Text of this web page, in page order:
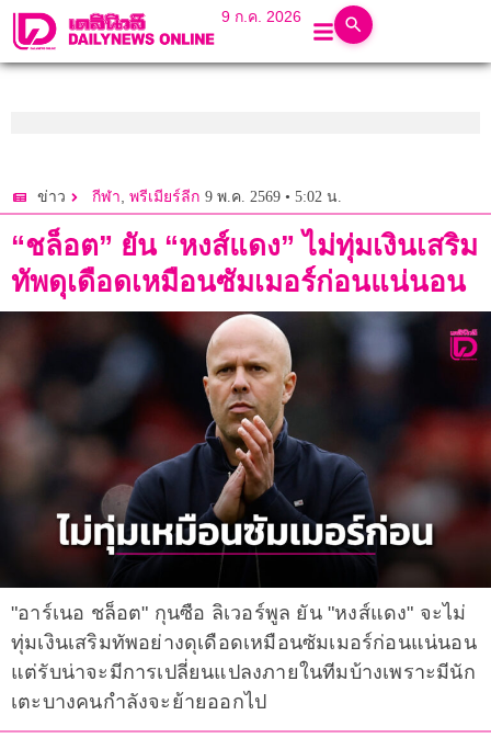
9 ก.ค. 2026
ข่าว กีฬา, พรีเมียร์ลีก 9 พ.ค. 2569 • 5:02 น.
“ชล็อต” ยัน “หงส์แดง” ไม่ทุ่มเงินเสริม
ทัพดุเดือดเหมือนซัมเมอร์ก่อนแน่นอน
"อาร์เนอ ชล็อต" กุนซือ ลิเวอร์พูล ยัน "หงส์แดง" จะไม่
ทุ่มเงินเสริมทัพอย่างดุเดือดเหมือนซัมเมอร์ก่อนแน่นอน
แต่รับน่าจะมีการเปลี่ยนแปลงภายในทีมบ้างเพราะมีนัก
เตะบางคนกำลังจะย้ายออกไป